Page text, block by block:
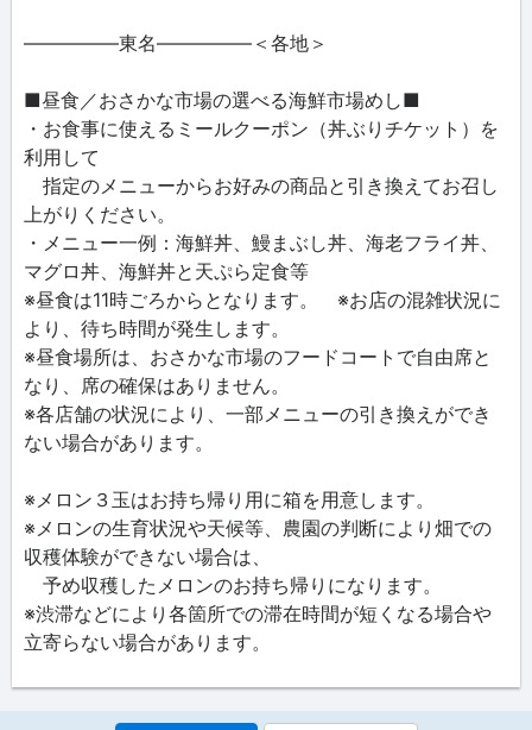
―――――東名―――――＜各地＞
■昼食／おさかな市場の選べる海鮮市場めし■
・お食事に使えるミールクーポン（丼ぶりチケット）を
利用して
指定のメニューからお好みの商品と引き換えてお召し
上がりください。
・メニュー一例：海鮮丼、鰻まぶし丼、海老フライ丼、
マグロ丼、海鮮丼と天ぷら定食等
※昼食は11時ごろからとなります。 ※お店の混雑状況に
より、待ち時間が発生します。
※昼食場所は、おさかな市場のフードコートで自由席と
なり、席の確保はありません。
※各店舗の状況により、一部メニューの引き換えができ
ない場合があります。
※メロン３玉はお持ち帰り用に箱を用意します。
※メロンの生育状況や天候等、農園の判断により畑での
収穫体験ができない場合は、
予め収穫したメロンのお持ち帰りになります。
※渋滞などにより各箇所での滞在時間が短くなる場合や
立寄らない場合があります。